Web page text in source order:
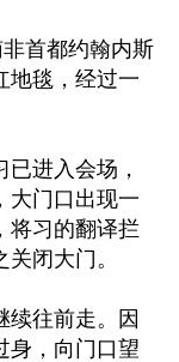
首都约翰内斯
地毯，经过一
进入会场，
大门口出现一
将习的翻译拦
闭大门。
续往前走。因
身，向门口望